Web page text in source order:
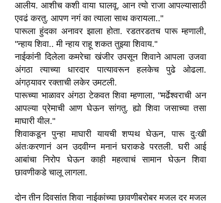
आलीय. आशीच कशी वाया घालवू. आन त्यो राजा आपल्यासाठी
एवढं करतु. आपण नगं का त्याला साथ करायला.."
पारूला हुंदका अनावर झाला होता. रडतरडतच पारू म्हणाली,
"न्हाय शिवा.. मी न्हाय राहू शकत तुझ्या शिवाय."
नाईकांनी दिलेला कमरेचा खंजीर उपसून शिवाने आपला उजवा
अंगठा त्याच्या धारदार पात्यावरून हलकेच पुढे ओढला.
अंगठ्यावर रक्ताची लकेर उमटली.
पारूच्या भाळावर अंगठा टेकवत शिवा म्हणाला, "मर्ढेश्वराची अन
आपल्या प्रेमाची आण घेऊन सांगतु. ह्यो शिवा जसाच्या तसा
माघारी यील."
शिवाकडून पुन्हा माघारी यायची शप्पथ घेऊन, पारू दुःखी
अंतःकरणानं अन उदवीग्न मनानं घराकडे परतली. घरी आई
आबांचा निरोप घेऊन काही महत्वाचं सामान घेऊन शिवा
छावणीकडे चालू लागला.
दोन तीन दिवसांत शिवा नाईकांच्या छावणीबरोबर मजल दर मजल